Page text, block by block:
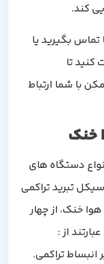
بگیرید یا
تا
شما ارتباط
دستگاه های
تراکمی
چیلر 6 تن هوا خنک، از چهار
از :
تراکمی.